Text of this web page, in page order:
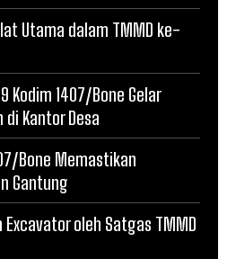
Utama dalam TMMD ke-
Kodim 1407/Bone Gelar
Kantor Desa
Bone Memastikan
Gantung
Excavator oleh Satgas TMMD